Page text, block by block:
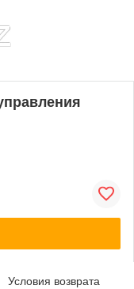
Условия возврата